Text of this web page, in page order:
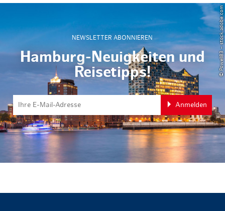
NEWSLETTER ABONNIEREN
Hamburg-Neuigkeiten und
Reisetipps!
Anmelden
© Powell83 – stock.adobe.com